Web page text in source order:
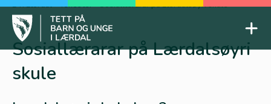
Skip
content
Tett på barn og unge
BTI Lærdal-Tenester-Sosiallærarar på Lærdalsøyri skule
Sosiallærarar på Lærdalsøyri
skule